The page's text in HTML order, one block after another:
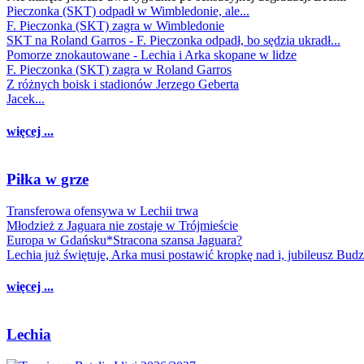
Pieczonka (SKT) odpadł w Wimbledonie, ale...
F. Pieczonka (SKT) zagra w Wimbledonie
SKT na Roland Garros - F. Pieczonka odpadł, bo sędzia ukradł...
Pomorze znokautowane - Lechia i Arka skopane w lidze
F. Pieczonka (SKT) zagra w Roland Garros
Z różnych boisk i stadionów Jerzego Geberta
Jacek...
więcej ...
Piłka w grze
Transferowa ofensywa w Lechii trwa
Młodzież z Jaguara nie zostaje w Trójmieście
Europa w Gdańsku*Stracona szansa Jaguara?
Lechia już świętuje, Arka musi postawić kropkę nad i, jubileusz
więcej ...
Lechia